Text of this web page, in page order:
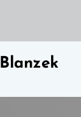
Blanzek